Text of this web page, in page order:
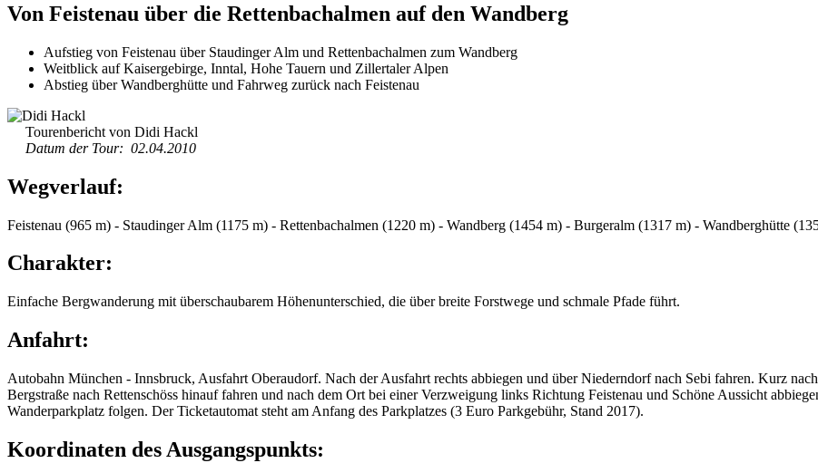
Von Feistenau über die Rettenbachalmen auf den Wandberg
Aufstieg von Feistenau über Staudinger Alm und Rettenbachalmen zum Wandberg
Weitblick auf Kaisergebirge, Inntal, Hohe Tauern und Zillertaler Alpen
Abstieg über Wandberghütte und Fahrweg zurück nach Feistenau
Tourenbericht von Didi Hackl
Datum der Tour: 02.04.2010
Wegverlauf:
Feistenau (965 m) - Staudinger Alm (1175 m) - Rettenbachalmen (1220 m) - Wandberg (1454 m) - Burgeralm (1317 m) - Wandberghütte
Charakter:
Einfache Bergwanderung mit überschaubarem Höhenunterschied, die über breite Forstwege und schmale Pfade führt.
Anfahrt:
Autobahn München - Innsbruck, Ausfahrt Oberaudorf. Nach der Ausfahrt rechts abbiegen und über Niederndorf nach Sebi fahren. Kurz
Bergstraße nach Rettenschöss hinauf fahren und nach dem Ort bei einer Verzweigung links Richtung Feistenau und Schöne Aussicht
Wanderparkplatz folgen. Der Ticketautomat steht am Anfang des Parkplatzes (3 Euro Parkgebühr, Stand 2017).
Koordinaten des Ausgangspunkts: